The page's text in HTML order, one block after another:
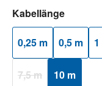
Kabellänge
0,25 m 0,5 m
7,5 m(Diese Option ist
10 m